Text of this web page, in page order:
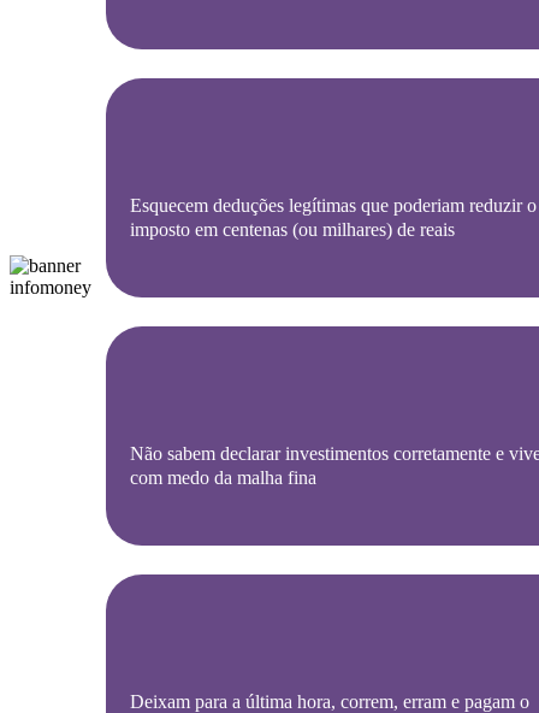
Esquecem deduções legítimas que poderiam reduzir o
imposto em centenas (ou milhares) de reais
Não sabem declarar investimentos corretamente e
com medo da malha fina
Deixam para a última hora, correm, erram e pagam o